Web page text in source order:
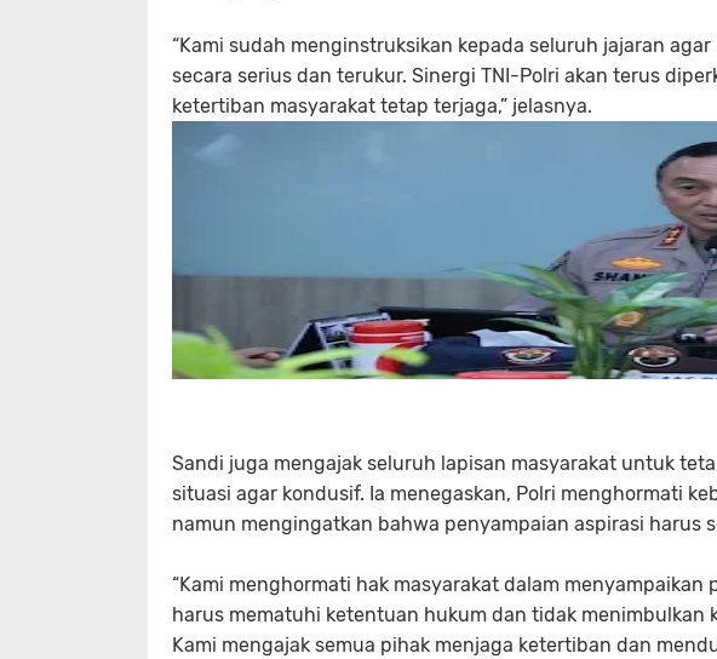
“Kami sudah menginstruksikan kepada seluruh jajaran
secara serius dan terukur. Sinergi TNI-Polri akan terus
ketertiban masyarakat tetap terjaga,” jelasnya.
Sandi juga mengajak seluruh lapisan masyarakat untuk
situasi agar kondusif. Ia menegaskan, Polri menghormati
namun mengingatkan bahwa penyampaian aspirasi harus
“Kami menghormati hak masyarakat dalam
harus mematuhi ketentuan hukum dan tidak menimbulkan
Kami mengajak semua pihak menjaga ketertiban dan